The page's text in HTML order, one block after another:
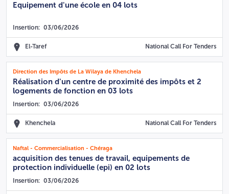
Equipement d'une école en 04 lots
Insertion: 03/06/2026
El-Taref National Call For Tenders
Direction des Impôts de La Wilaya de Khenchela
Réalisation d'un centre de proximité des impôts et 2
logements de fonction en 03 lots
Insertion: 03/06/2026
Khenchela National Call For Tenders
Naftal - Commercialisation - Chéraga
acquisition des tenues de travail, equipements de
protection individuelle (epi) en 02 lots
Insertion: 03/06/2026